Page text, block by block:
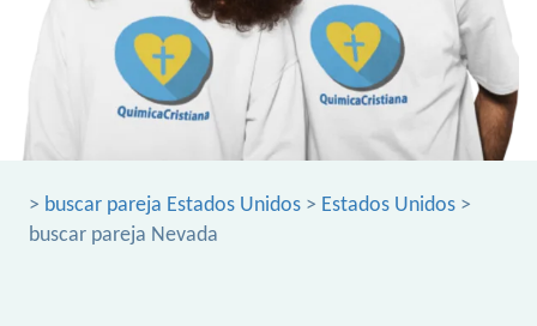
> buscar pareja Estados Unidos > Estados Unidos >
buscar pareja Nevada